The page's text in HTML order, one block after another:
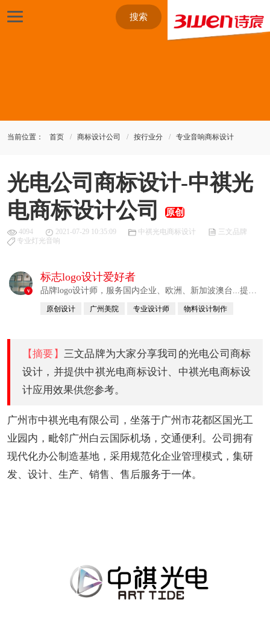
搜索
当前位置： 首页 商标设计公司 按行业分 专业音响商标设计
光电公司商标设计-中祺光
电商标设计公司
原创
4094 2021-07-29 10:35:09 中祺光电商标设计
三文品牌
专业灯光音响
v
标志logo设计爱好者
品牌logo设计师，服务国内企业、欧洲、新加波澳台...提供
原创设计 广州美院 专业设计师 物料设计制作
【摘要】 三文品牌为大家分享我司的光电公司商标
设计，并提供中祺光电商标设计、中祺光电商标设
计应用效果供您参考。
广州市中祺光电有限公司，坐落于广州市花都区国光工
业园内，毗邻广州白云国际机场，交通便利。公司拥有
现代化办公制造基地，采用规范化企业管理模式，集研
发、设计、生产、销售、售后服务于一体。